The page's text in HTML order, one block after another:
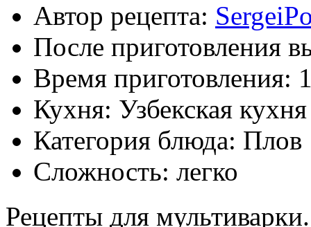
Автор рецепта:
После приготовления
Время приготовления:
Кухня: Узбекская кухня
Категория блюда: Плов
Сложность: легко
Рецепты для